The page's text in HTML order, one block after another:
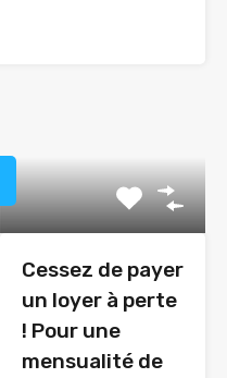
Cessez de payer
un loyer à perte
! Pour une
mensualité de